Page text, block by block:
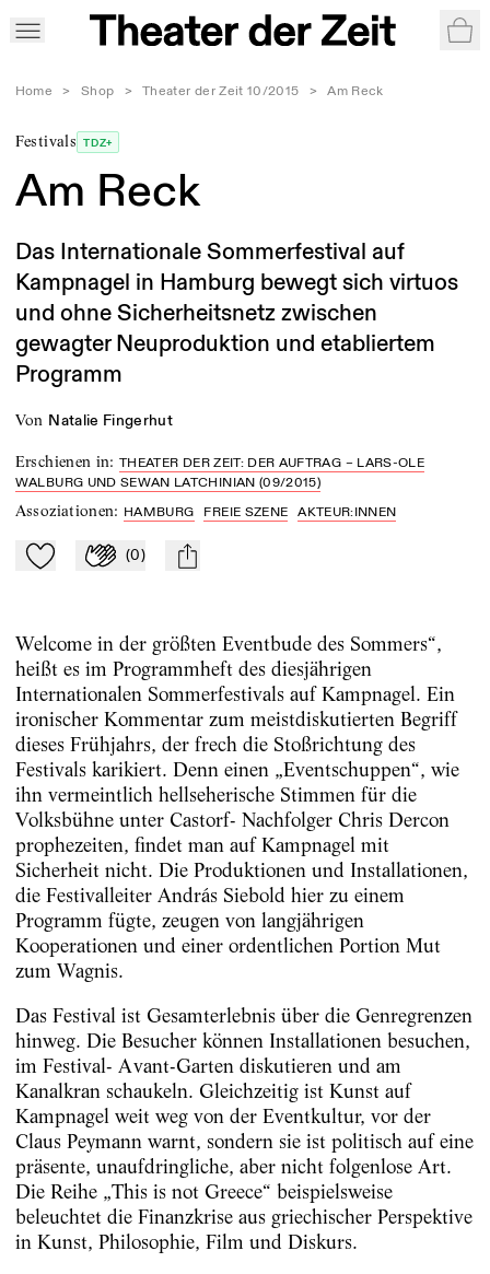
Home > Shop > Theater der Zeit 10/2015 > Am Reck
Festivals TDZ+
Am Reck
Das Internationale Sommerfestival auf
Kampnagel in Hamburg bewegt sich virtuos
und ohne Sicherheitsnetz zwischen
gewagter Neuproduktion und etabliertem
Programm
von Natalie Fingerhut
Erschienen in:THEATER DER ZEIT: DER AUFTRAG – LARS-OLE
WALBURG UND SEWAN LATCHINIAN (09/2015)
Assoziationen: HAMBURG FREIE SZENE AKTEUR:INNEN
Zu Mein-TdZ hinzufügen
Applaudieren
(0) mail
Welcome in der größten Eventbude des Sommers“,
heißt es im Programmheft des diesjährigen
Internationalen Sommerfestivals auf Kampnagel. Ein
ironischer Kommentar zum meistdiskutierten Begriff
dieses Frühjahrs, der frech die Stoßrichtung des
Festivals karikiert. Denn einen „Eventschuppen“, wie
ihn vermeintlich hellseherische Stimmen für die
Volksbühne unter Castorf- Nachfolger Chris Dercon
prophezeiten, findet man auf Kampnagel mit
Sicherheit nicht. Die Produktionen und Installationen,
die Festivalleiter András Siebold hier zu einem
Programm fügte, zeugen von langjährigen
Kooperationen und einer ordentlichen Portion Mut
zum Wagnis.
Das Festival ist Gesamterlebnis über die Genregrenzen
hinweg. Die Besucher können Installationen besuchen,
im Festival- Avant-Garten diskutieren und am
Kanalkran schaukeln. Gleichzeitig ist Kunst auf
Kampnagel weit weg von der Eventkultur, vor der
Claus Peymann warnt, sondern sie ist politisch auf eine
präsente, unaufdringliche, aber nicht folgenlose Art.
Die Reihe „This is not Greece“ beispielsweise
beleuchtet die Finanzkrise aus griechischer Perspektive
in Kunst, Philosophie, Film und Diskurs.